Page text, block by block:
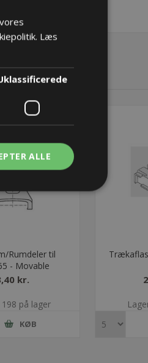
Rumdeler til
- Movable
kr.
på lager
KØB
Læs
ALLE